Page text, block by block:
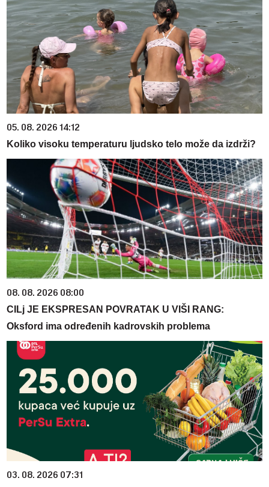
05. 08. 2026 14:12
Koliko visoku temperaturu ljudsko telo može da izdrži?
08. 08. 2026 08:00
CILj JE EKSPRESAN POVRATAK U VIŠI RANG:
Oksford ima određenih kadrovskih problema
03. 08. 2026 07:31